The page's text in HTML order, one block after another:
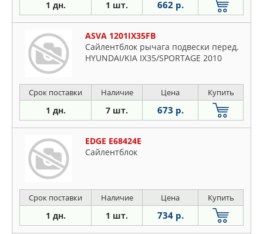
1 дн. 1 шт. 662 р.
ASVA 1201IX35FB
Сайлентблок рычага подвески перед.
HYUNDAI/KIA IX35/SPORTAGE 2010
Срок поставки Наличие Цена Купить
1 дн. 7 шт. 673 р.
EDGE E68424E
Сайлентблок
Срок поставки Наличие Цена Купить
1 дн. 1 шт. 734 р.